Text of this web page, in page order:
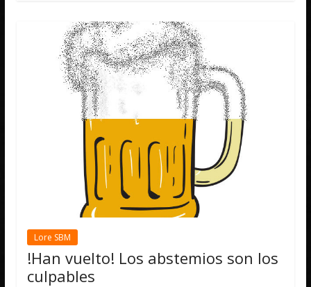
Lore SBM
!Han vuelto! Los abstemios son los
culpables